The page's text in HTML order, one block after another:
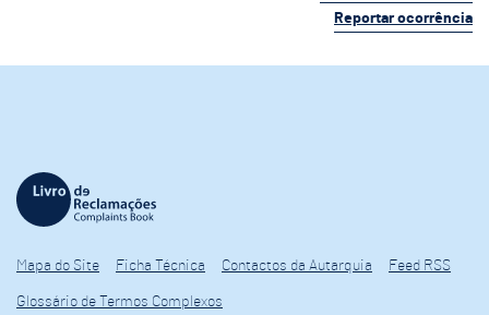
Reportar ocorrência
Mapa do Site Ficha Técnica Contactos da Autarquia Feed RSS
Glossário de Termos Complexos